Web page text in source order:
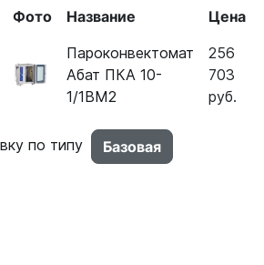
Фото Название Цена
Пароконвектомат
Абат ПКА 10-
1/1ВМ2
256
703
руб.
по типу Базовая